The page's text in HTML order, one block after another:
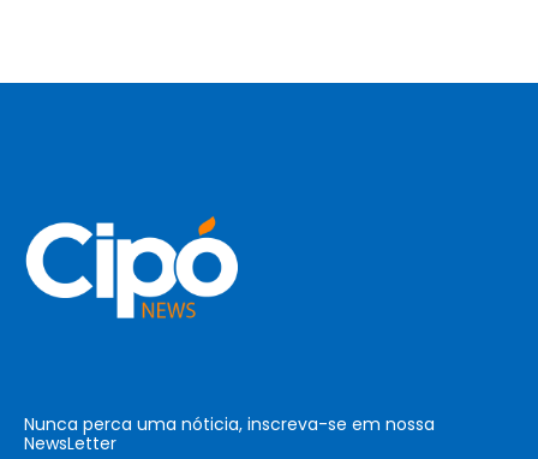
Nunca perca uma nóticia, inscreva-se em nossa
NewsLetter